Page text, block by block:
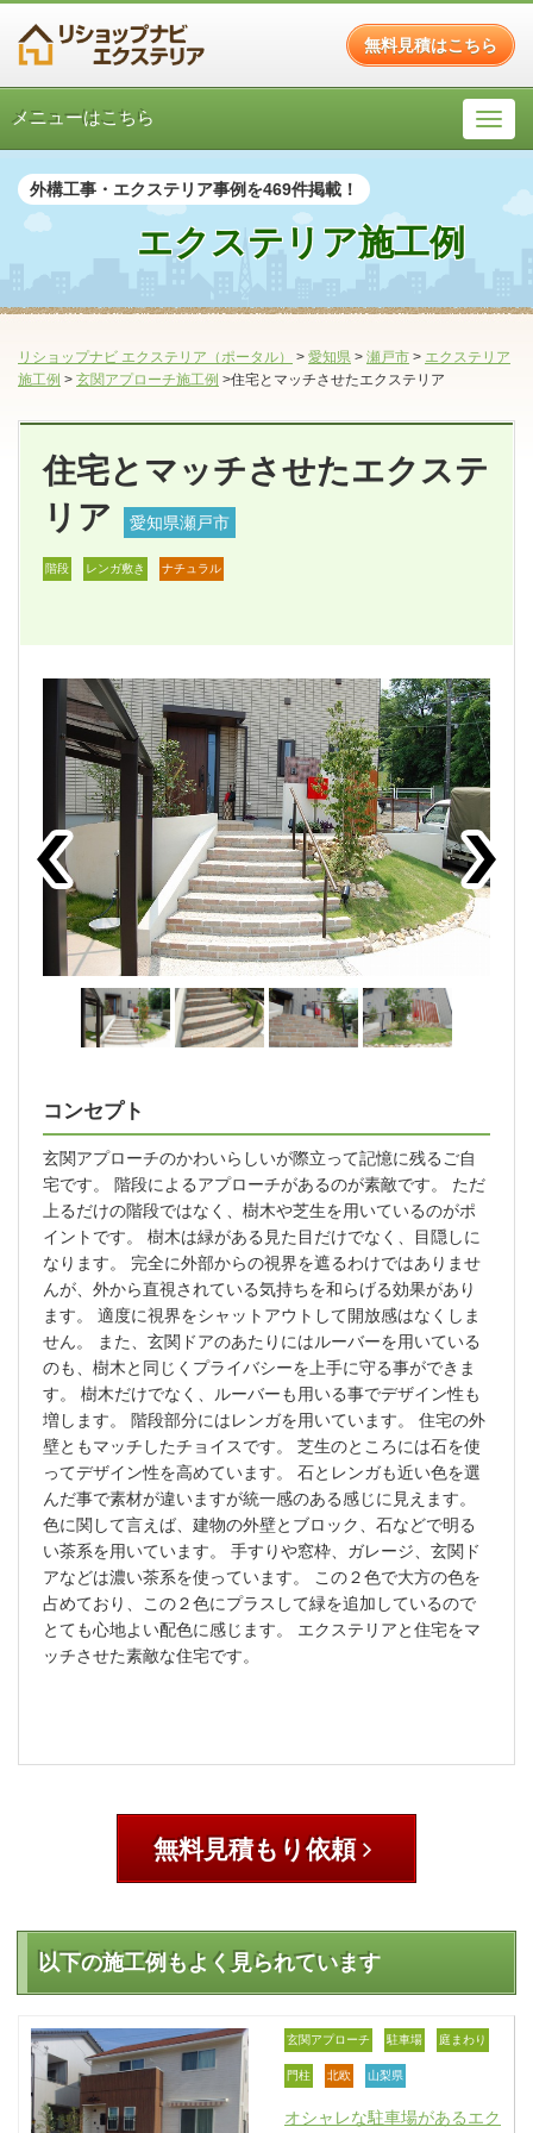
無料見積はこちら
メニューはこちら
外構工事・エクステリア事例を469件掲載！
エクステリア施工例
リショップナビ エクステリア（ポータル） > 愛知県 > 瀬戸市 > エクステリア
施工例 > 玄関アプローチ施工例 >住宅とマッチさせたエクステリア
住宅とマッチさせたエクステ
リア
愛知県瀬戸市
階段 レンガ敷き ナチュラル
コンセプト
玄関アプローチのかわいらしいが際立って記憶に残るご自
宅です。 階段によるアプローチがあるのが素敵です。 ただ
上るだけの階段ではなく、樹木や芝生を用いているのがポ
イントです。 樹木は緑がある見た目だけでなく、目隠しに
なります。 完全に外部からの視界を遮るわけではありませ
んが、外から直視されている気持ちを和らげる効果があり
ます。 適度に視界をシャットアウトして開放感はなくしま
せん。 また、玄関ドアのあたりにはルーバーを用いている
のも、樹木と同じくプライバシーを上手に守る事ができま
す。 樹木だけでなく、ルーバーも用いる事でデザイン性も
増します。 階段部分にはレンガを用いています。 住宅の外
壁ともマッチしたチョイスです。 芝生のところには石を使
ってデザイン性を高めています。 石とレンガも近い色を選
んだ事で素材が違いますが統一感のある感じに見えます。
色に関して言えば、建物の外壁とブロック、石などで明る
い茶系を用いています。 手すりや窓枠、ガレージ、玄関ド
アなどは濃い茶系を使っています。 この２色で大方の色を
占めており、この２色にプラスして緑を追加しているので
とても心地よい配色に感じます。 エクステリアと住宅をマ
ッチさせた素敵な住宅です。
無料見積もり依頼
以下の施工例もよく見られています
玄関アプローチ 駐車場 庭まわり
門柱 北欧 山梨県
オシャレな駐車場があるエク